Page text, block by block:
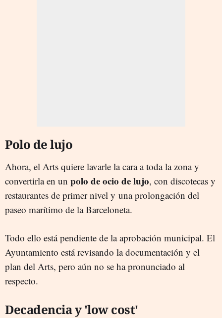
Polo de lujo
Ahora, el Arts quiere lavarle la cara a toda la zona y
convertirla en un polo de ocio de lujo, con discotecas y
restaurantes de primer nivel y una prolongación del
paseo marítimo de la Barceloneta.
Todo ello está pendiente de la aprobación municipal. El
Ayuntamiento está revisando la documentación y el
plan del Arts, pero aún no se ha pronunciado al
respecto.
Decadencia y 'low cost'